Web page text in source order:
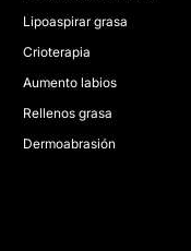
Lipoaspirar grasa
Crioterapia
Aumento labios
Rellenos grasa
Dermoabrasión